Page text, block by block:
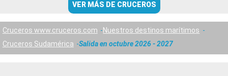
VER MÁS DE CRUCEROS
Cruceros www.cruceros.com
Nuestros destinos marítimos
Cruceros Sudamérica
Salida en octubre 2026 - 2027